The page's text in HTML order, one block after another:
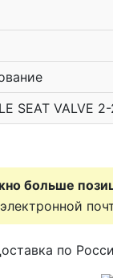
SEAT VALVE
больше
по